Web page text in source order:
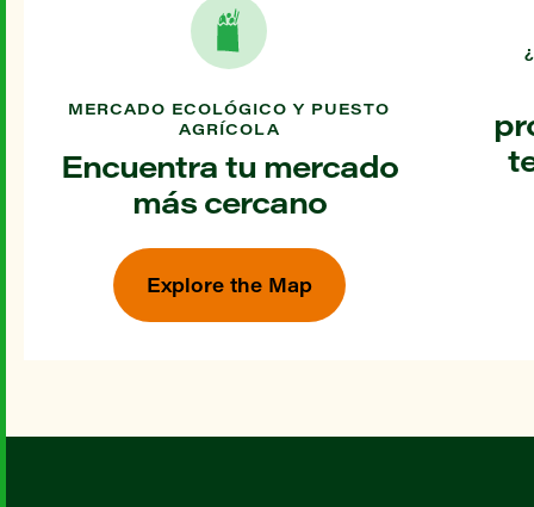
MERCADO ECOLÓGICO Y PUESTO
AGRÍCOLA
Encuentra tu mercado
más cercano
Explore the Map